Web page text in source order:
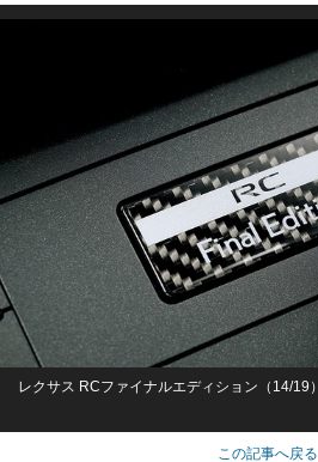
レクサス RCファイナルエディション（14/19）
この記事へ戻る